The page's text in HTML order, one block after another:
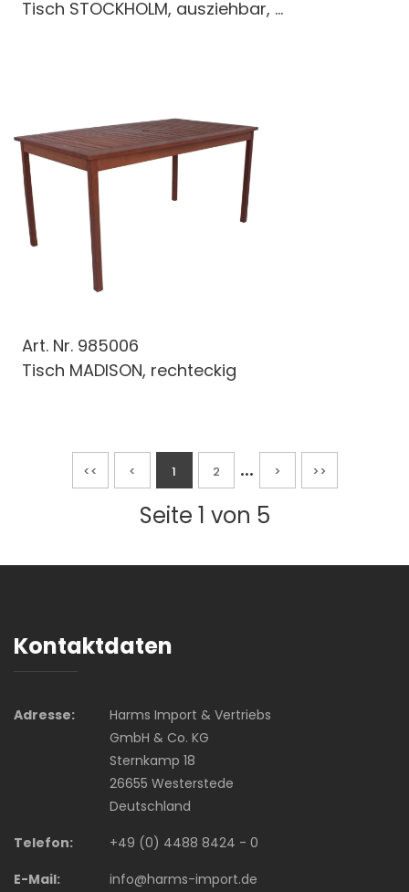
Tisch STOCKHOLM, ausziehbar, ...
Art. Nr. 985006
Tisch MADISON, rechteckig
<< < 1 2 ... > >>
Seite 1 von 5
Kontaktdaten
Adresse:
Harms Import & Vertriebs
GmbH & Co. KG
Sternkamp 18
26655 Westerstede
Deutschland
Telefon:
+49 (0) 4488 8424 - 0
E-Mail:
info@harms-import.de